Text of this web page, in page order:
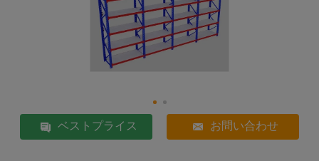
ベストプライス お問い合わせ